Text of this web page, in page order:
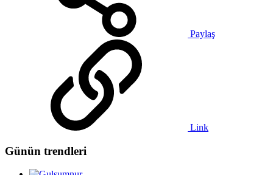
Paylaş
Link
Günün trendleri